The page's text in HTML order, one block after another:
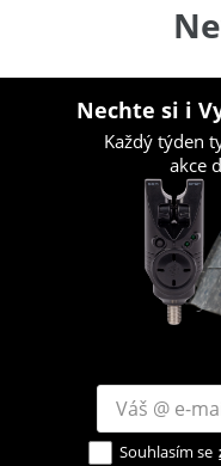
Nechte si i
Každý týden
akce
Souhlasím se